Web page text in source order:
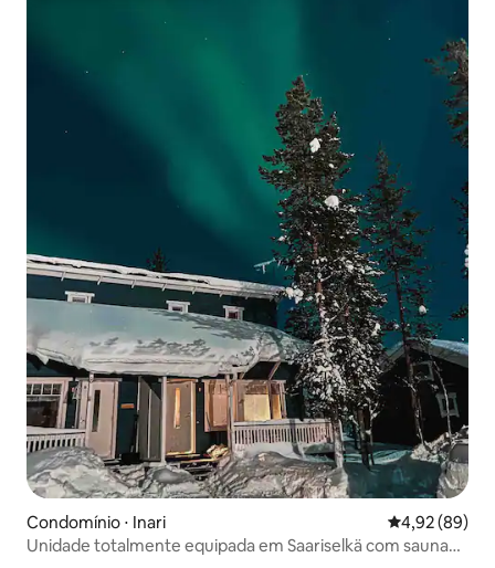
Condomínio ⋅ Inari 4,92 de uma
4,92 (89)
Unidade totalmente equipada em Saariselkä com sauna